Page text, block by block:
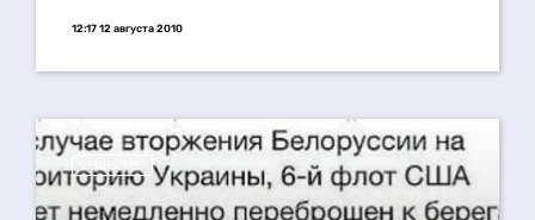
12:17 12 августа 2010
ОБЩЕСТВО